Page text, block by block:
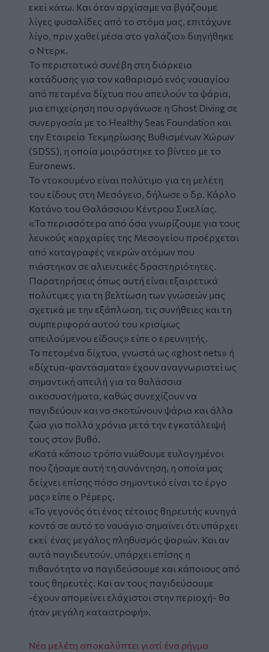
εκεί κάτω. Και όταν αρχίσαμε να βγάζουμε
λίγες φυσαλίδες από το στόμα μας, επιτάχυνε
λίγο, πριν χαθεί μέσα στο γαλάζιο» διηγήθηκε
ο Ντερκ.
Το περιστατικό συνέβη στη διάρκεια
κατάδυσης για τον καθαρισμό ενός ναυαγίου
από πεταμένα δίχτυα που απειλούν τα ψάρια,
μια επιχείρηση που οργάνωσε η Ghost Diving σε
συνεργασία με το Healthy Seas Foundation και
την Εταιρεία Τεκμηρίωσης Βυθισμένων Χώρων
(SDSS), η οποία μοιράστηκε το βίντεο με το
Euronews.
Το ντοκουμένο είναι πολύτιμο για τη μελέτη
του είδους στη Μεσόγειο, δήλωσε ο δρ. Κάρλο
Κατάνο του Θαλάσσιου Κέντρου Σικελίας.
«Τα περισσότερα από όσα γνωρίζουμε για τους
λευκούς καρχαρίες της Μεσογείου προέρχεται
από καταγραφές νεκρών ατόμων που
πιάστηκαν σε αλιευτικές δραστηριότητες.
Παρατηρήσεις όπως αυτή είναι εξαιρετικά
πολύτιμες για τη βελτίωση των γνώσεών μας
σχετικά με την εξάπλωση, τις συνήθειες και τη
συμπεριφορά αυτού του κρισίμως
απειλούμενου είδους» είπε ο ερευνητής.
Τα πεταμένα δίχτυα, γνωστά ως «ghost nets» ή
«δίχτυα-φαντάσματα» έχουν αναγνωριστεί ως
σημαντική απειλή για τα θαλάσσια
οικοσυστήματα, καθώς συνεχίζουν να
παγιδεύουν και να σκοτώνουν ψάρια και άλλα
ζώα για πολλά χρόνια μετά την εγκατάλειψή
τους στον βυθό.
«Κατά κάποιο τρόπο νιώθουμε ευλογημένοι
που ζήσαμε αυτή τη συνάντηση, η οποία μας
δείχνει επίσης πόσο σημαντικό είναι το έργο
μας» είπε ο Ρέμερς.
«Το γεγονός ότι ένας τέτοιος θηρευτής κυνηγά
κοντά σε αυτό το ναυάγιο σημαίνει ότι υπάρχει
εκεί ένας μεγάλος πληθυσμός ψαριών. Και αν
αυτά παγιδευτούν, υπάρχει επίσης η
πιθανότητα να παγιδεύσουμε και κάποιους από
τους θηρευτές. Και αν τους παγιδεύσουμε
-έχουν απομείνει ελάχιστοι στην περιοχή- θα
ήταν μεγάλη καταστροφή».
Νέα μελέτη αποκαλύπτει γιατί ένα ρήγμα